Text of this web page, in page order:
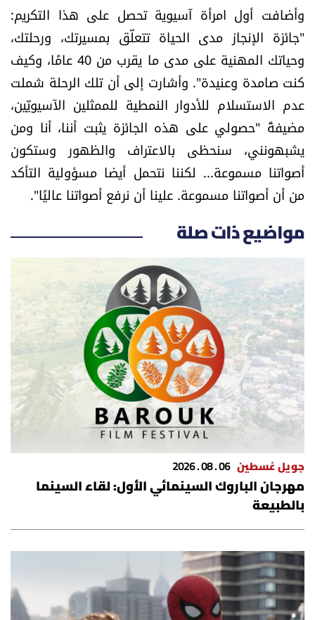
وأضافت أول امرأة آسيوية تحصل على هذا التكريم:
"جائزة الإنجاز مدى الحياة تتعلّق بمسيرتك، ورحلتك،
وحياتك المهنية على مدى ما يقرب من 40 عامًا، وكيف
كنت صامدة وعنيدة". وأشارت إلى أن تلك الرحلة شملت
عدم الاستسلام للأدوار النمطية للممثلين الآسيويّين،
مضيفةً "حصولي على هذه الجائزة يثبت أننا، أنا ومن
يشبهونني، سنحظى بالاعتراف والظهور وستكون
أصواتنا مسموعة... لكننا نتحمل أيضا مسؤولية التأكد
من أن أصواتنا مسموعة. علينا أن نرفع أصواتنا عاليًا".
مواضيع ذات صلة
جويل غسطين 06 . 08 . 2026
مهرجان الباروك السينمائي الأول: لقاء السينما
بالطبيعة